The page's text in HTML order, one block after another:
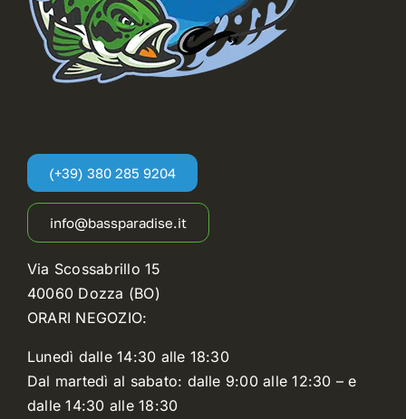
(+39) 380 285 9204
info@bassparadise.it
Via Scossabrillo 15
40060 Dozza (BO)
ORARI NEGOZIO:
Lunedì dalle 14:30 alle 18:30
Dal martedì al sabato: dalle 9:00 alle 12:30 – e
dalle 14:30 alle 18:30